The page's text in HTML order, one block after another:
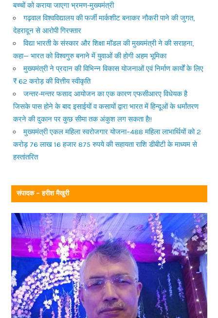
बच्चों को कराया जाएगा भ्रमण-मुख्यमंत्री
गढ़वाल विश्वविद्यालय की फर्जी मार्कशीट बनाकर नौकरी पाने की जुगत,
देहरादून से आरोपी गिरफ्तार
विद्या भारती के संस्कार और शिक्षा मॉडल की मुख्यमंत्री ने की सराहना,
कहा— भारत को विश्वगुरु बनाने में युवाओं की होगी अहम भूमिका
मुख्यमंत्री ने प्रदान की विभिन्न विकास योजनाओं एवं निर्माण कार्यों के लिए
₹ 62 करोड़ की वित्तीय स्वीकृति
जन्तर-मन्तर फसाद आयोजन का एक कारण एफसीआरए विधेयक है
जिसके पास होने के बाद इसाईयों व कसायों द्वारा भारत में हिन्दूओं के धर्मांतरण
करने की दुकान पर कुछ सीमा तक अंकुश लग सकता है!!
मुख्यमंत्री एकल महिला स्वरोजगार योजना–488 महिला लाभार्थियों को 2
करोड़ 76 लाख 16 हजार 875 रुपये की सहायता राशि डीबीटी के माध्यम से
हस्तांतरित
संपादक – हरीश मैखुरी